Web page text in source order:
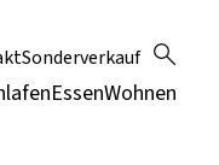
Sonderverkauf
EssenWohnen